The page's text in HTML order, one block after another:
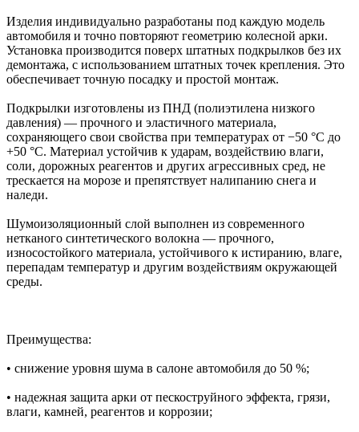
Изделия индивидуально разработаны под каждую модель
автомобиля и точно повторяют геометрию колесной арки.
Установка производится поверх штатных подкрылков без их
демонтажа, с использованием штатных точек крепления. Это
обеспечивает точную посадку и простой монтаж.
Подкрылки изготовлены из ПНД (полиэтилена низкого
давления) — прочного и эластичного материала,
сохраняющего свои свойства при температурах от −50 °C до
+50 °C. Материал устойчив к ударам, воздействию влаги,
соли, дорожных реагентов и других агрессивных сред, не
трескается на морозе и препятствует налипанию снега и
наледи.
Шумоизоляционный слой выполнен из современного
нетканого синтетического волокна — прочного,
износостойкого материала, устойчивого к истиранию, влаге,
перепадам температур и другим воздействиям окружающей
среды.
Преимущества:
• снижение уровня шума в салоне автомобиля до 50 %;
• надежная защита арки от пескоструйного эффекта, грязи,
влаги, камней, реагентов и коррозии;